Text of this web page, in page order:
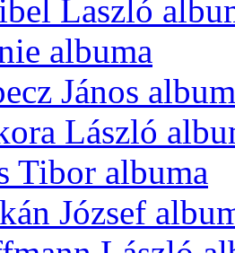
Laszló
albuma
János
László
Tibor albuma
József